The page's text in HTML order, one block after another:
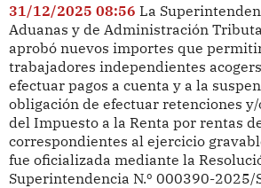
31/12/2025 08:56 La
Aduanas y de Administración
aprobó nuevos importes que
trabajadores independientes
efectuar pagos a cuenta y a la
obligación de efectuar retenciones y/
del Impuesto a la Renta por rentas
correspondientes al ejercicio
fue oficializada mediante la
Superintendencia N.º 000390-2025/